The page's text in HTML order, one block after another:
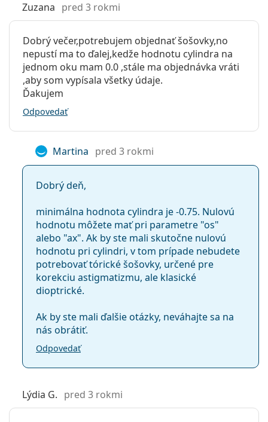
Zuzana pred 3 rokmi
Dobrý večer,potrebujem objednať šošovky,no
nepustí ma to ďalej,kedže hodnotu cylindra na
jednom oku mam 0.0 ,stále ma objednávka vráti
,aby som vypísala všetky údaje.
Ďakujem
Odpovedať
Martina pred 3 rokmi
Dobrý deň,
minimálna hodnota cylindra je -0.75. Nulovú
hodnotu môžete mať pri parametre "os"
alebo "ax". Ak by ste mali skutočne nulovú
hodnotu pri cylindri, v tom prípade nebudete
potrebovať tórické šošovky, určené pre
korekciu astigmatizmu, ale klasické
dioptrické.
Ak by ste mali ďalšie otázky, neváhajte sa na
nás obrátiť.
Odpovedať
Lýdia G. pred 3 rokmi